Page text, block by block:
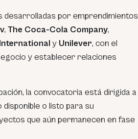
por emprendimientos
, The Coca-Cola Company,
y Unilever, con el
y establecer relaciones
la convocatoria está dirigida a
o listo para su
que aún permanecen en fase